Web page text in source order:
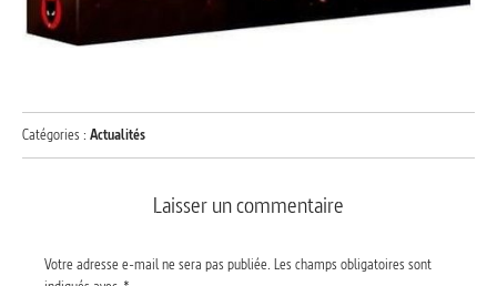
Catégories : Actualités
Laisser un commentaire
Votre adresse e-mail ne sera pas publiée. Les champs obligatoires sont